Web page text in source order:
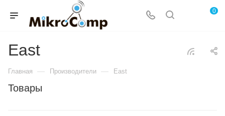
0
East
Главная — Производители — East
Товары